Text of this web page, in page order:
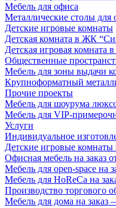
Мебель для офиса
Металлические столы для
Детские игровые комнаты
Детская комната в ЖК
Детская игровая комната
Общественные
Мебель для зоны выдачи
Крупноформатный
Прочие проекты
Мебель для шоурума
Мебель для VIP-
Услуги
Индивидуальное
Детские игровые комнаты
Офисная мебель на заказ
Мебель для open-space на
Мебель для HoReCa на
Производство торгового
Мебель для дома на